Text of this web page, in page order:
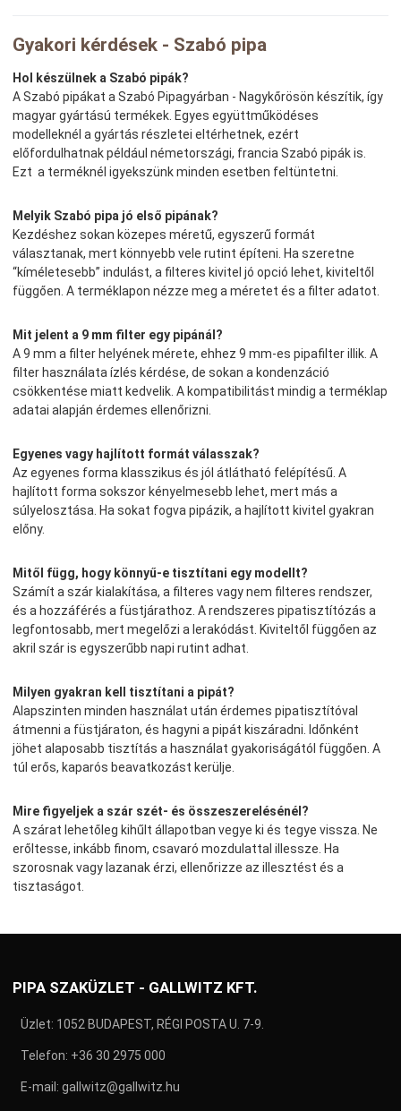
Gyakori kérdések - Szabó pipa
Hol készülnek a Szabó pipák?
A Szabó pipákat a Szabó Pipagyárban - Nagykőrösön készítik, így
magyar gyártású termékek. Egyes együttműködéses
modelleknél a gyártás részletei eltérhetnek, ezért
előfordulhatnak például németországi, francia Szabó pipák is.
Ezt a terméknél igyekszünk minden esetben feltüntetni.
Melyik Szabó pipa jó első pipának?
Kezdéshez sokan közepes méretű, egyszerű formát
választanak, mert könnyebb vele rutint építeni. Ha szeretne
“kíméletesebb” indulást, a filteres kivitel jó opció lehet, kiviteltől
függően. A terméklapon nézze meg a méretet és a filter adatot.
Mit jelent a 9 mm filter egy pipánál?
A 9 mm a filter helyének mérete, ehhez 9 mm-es pipafilter illik. A
filter használata ízlés kérdése, de sokan a kondenzáció
csökkentése miatt kedvelik. A kompatibilitást mindig a terméklap
adatai alapján érdemes ellenőrizni.
Egyenes vagy hajlított formát válasszak?
Az egyenes forma klasszikus és jól átlátható felépítésű. A
hajlított forma sokszor kényelmesebb lehet, mert más a
súlyelosztása. Ha sokat fogva pipázik, a hajlított kivitel gyakran
előny.
Mitől függ, hogy könnyű-e tisztítani egy modellt?
Számít a szár kialakítása, a filteres vagy nem filteres rendszer,
és a hozzáférés a füstjárathoz. A rendszeres pipatisztítózás a
legfontosabb, mert megelőzi a lerakódást. Kiviteltől függően az
akril szár is egyszerűbb napi rutint adhat.
Milyen gyakran kell tisztítani a pipát?
Alapszinten minden használat után érdemes pipatisztítóval
átmenni a füstjáraton, és hagyni a pipát kiszáradni. Időnként
jöhet alaposabb tisztítás a használat gyakoriságától függően. A
túl erős, kaparós beavatkozást kerülje.
Mire figyeljek a szár szét- és összeszerelésénél?
A szárat lehetőleg kihűlt állapotban vegye ki és tegye vissza. Ne
erőltesse, inkább finom, csavaró mozdulattal illessze. Ha
szorosnak vagy lazanak érzi, ellenőrizze az illesztést és a
tisztaságot.
PIPA SZAKÜZLET - GALLWITZ KFT.
Üzlet: 1052 BUDAPEST, RÉGI POSTA U. 7-9.
Telefon: +36 30 2975 000
E-mail: gallwitz@gallwitz.hu